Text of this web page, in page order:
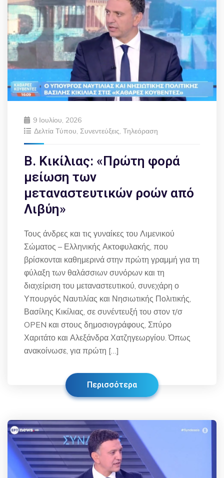
9 Ιουλίου, 2026
Δελτία Τύπου, Συνεντεύξεις, Τηλεόραση
Β. Κικίλιας: «Πρώτη φορά
μείωση των
μεταναστευτικών ροών από
Λιβύη»
Τους άνδρες και τις γυναίκες του Λιμενικού
Σώματος – Ελληνικής Ακτοφυλακής, που
βρίσκονται καθημερινά στην πρώτη γραμμή για τη
φύλαξη των θαλάσσιων συνόρων και τη
διαχείριση του μεταναστευτικού, συνεχάρη ο
Υπουργός Ναυτιλίας και Νησιωτικής Πολιτικής,
Βασίλης Κικίλιας, σε συνέντευξή του στον τ/σ
OPEN και στους δημοσιογράφους, Σπύρο
Χαριτάτο και Αλεξάνδρα Χατζηγεωργίου. Όπως
ανακοίνωσε, για πρώτη […]
Περισσότερα